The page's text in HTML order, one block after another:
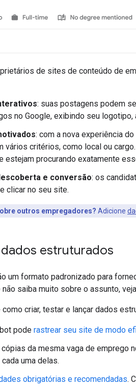
de sites de conteúdo de
: suas postagens podem
no Google, exibindo seu
: com a nova experiência
vários critérios, como local ou
estejam procurando exatamente
e conversão: os
clicar no seu site.
outros empregadores? Adicione
estruturados
um formato padronizado para
saiba muito sobre o assunto, veja
criar, testar e lançar dados
pode rastrear seu site de modo
da mesma vaga de emprego
uma delas.
obrigatórias e recomendadas.